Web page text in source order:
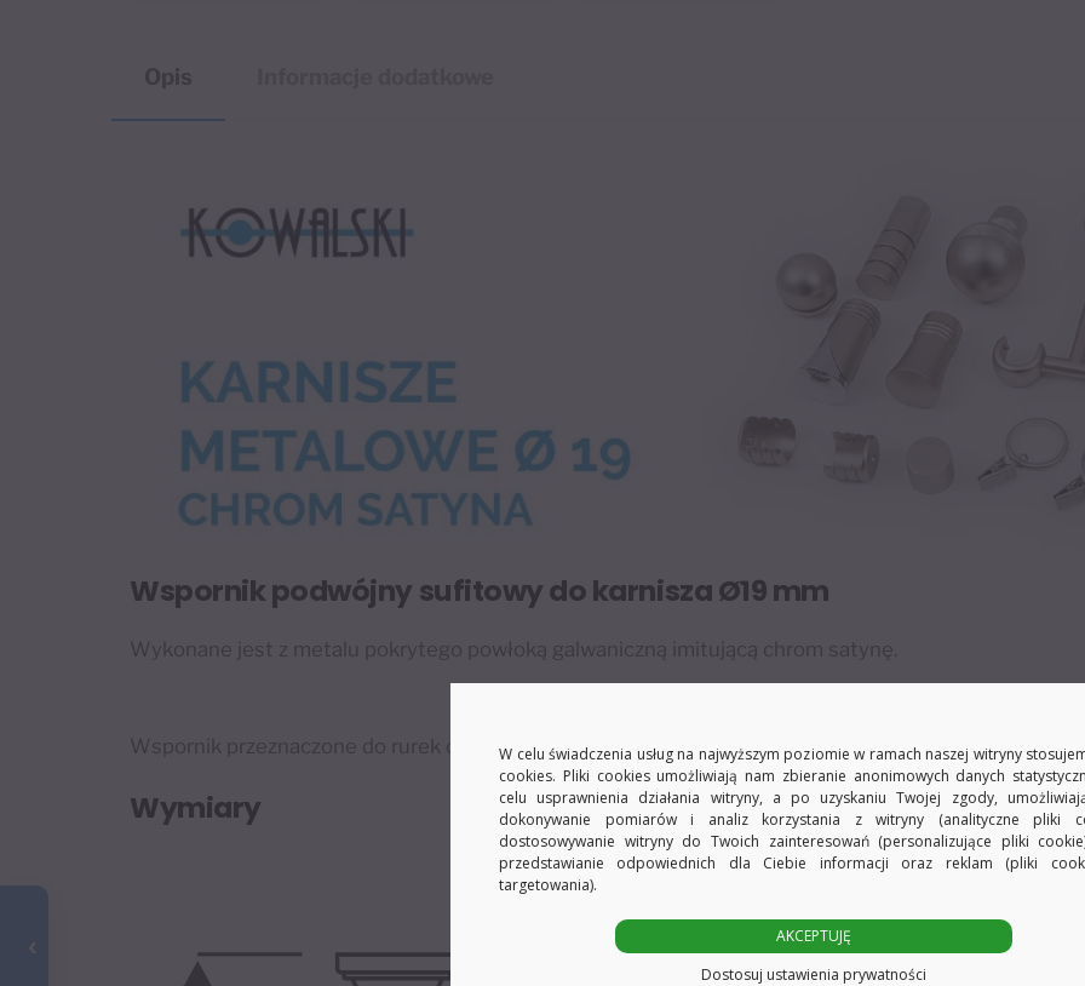
Wspornik podwójny sufitowy do karnisza Ø19 mm
Wykonane jest z metalu pokrytego powłoką galwaniczną imitującą chrom satynę.
Wspornik przeznaczone do rurek o średnicy Ø19 mm.
Wymiary
W celu świadczenia usług na najwyższym poziomie w ramach naszej witryny
cookies. Pliki cookies umożliwiają nam zbieranie anonimowych danych
celu usprawnienia działania witryny, a po uzyskaniu Twojej zgody,
dokonywanie pomiarów i analiz korzystania z witryny (analityczne pliki
dostosowywanie witryny do Twoich zainteresowań (personalizujące pliki
przedstawianie odpowiednich dla Ciebie informacji oraz reklam (pliki
targetowania).
AKCEPTUJĘ
Dostosuj ustawienia prywatności